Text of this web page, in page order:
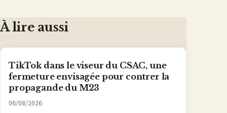
À lire aussi
TikTok dans le viseur du CSAC, une
fermeture envisagée pour contrer la
propagande du M23
06/08/2026